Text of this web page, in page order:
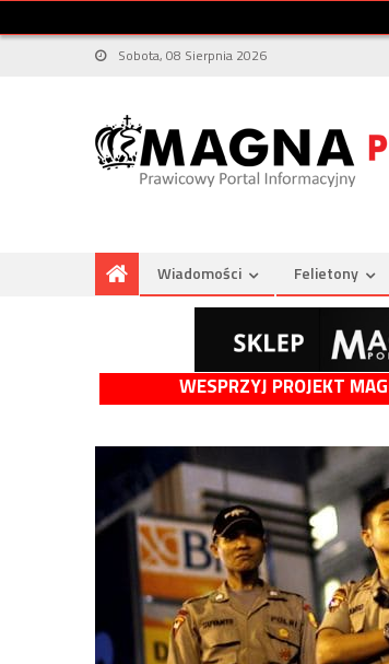
Sobota, 08 Sierpnia 2026
Wiadomości Felietony
WESPRZYJ PROJEKT